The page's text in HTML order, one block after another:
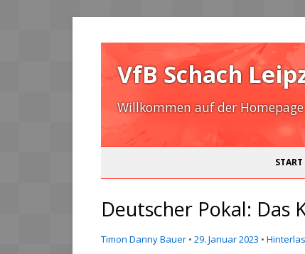
VfB Schach
Willkommen auf der Homepage
START
Deutscher Pokal: Das
Timon Danny Bauer • 29. Januar 2023 •